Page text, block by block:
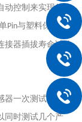
动控制来实现的，
Pin与塑料保持
接器插拔寿命试验
器一次测试一个产
同时测试几个产